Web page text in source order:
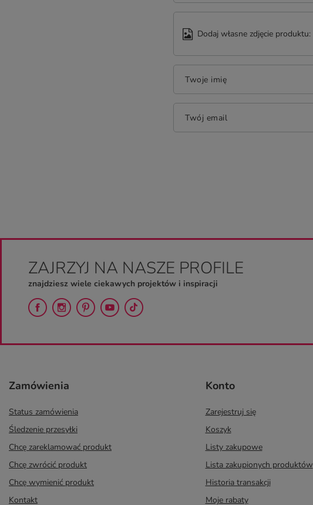
Dodaj własne zdjęcie produktu:
Twoje imię
Twój email
ZAJRZYJ NA NASZE PROFILE
znajdziesz wiele ciekawych projektów i inspiracji
Zamówienia
Status zamówienia
Śledzenie przesyłki
Chcę zareklamować produkt
Chcę zwrócić produkt
Chcę wymienić produkt
Kontakt
Konto
Zarejestruj się
Koszyk
Listy zakupowe
Lista zakupionych produktów
Historia transakcji
Moje rabaty